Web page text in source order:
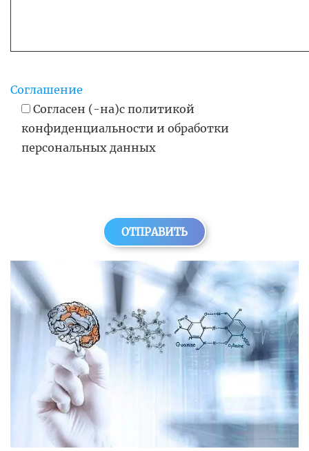
Соглашение
Согласен (-на)с политикой
конфиденциальности и обработки
персональных данных